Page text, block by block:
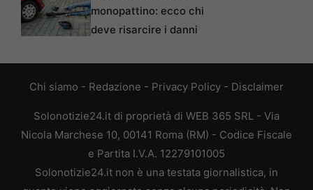
monopattino: ecco chi
deve risarcire i danni
Chi siamo - Redazione - Privacy Policy - Disclaimer
Solonotizie24.it di proprietà di WEB 365 SRL - Via
Nicola Marchese 10, 00141 Roma (RM) - Codice Fiscale
e Partita I.V.A. 12279101005
Solonotizie24.it non è una testata giornalistica, in